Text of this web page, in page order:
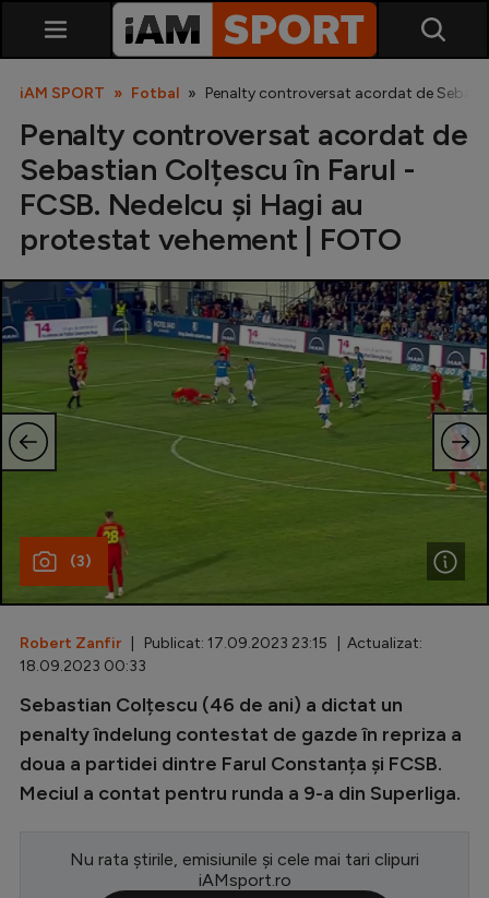
SuperLiga
Liga 2
Cupa României
Echipa Națională
Fotbal feminin
Diverse
Inedit
Clasamente
Champions League
Europa League
CM 2026
iAM SPORT Fotbal Penalty controversat acordat de
Penalty controversat acordat de
Sebastian Colțescu în Farul -
FCSB. Nedelcu și Hagi au
protestat vehement | FOTO
(3)
Robert Zanfir | Publicat: 17.09.2023 23:15 | Actualizat:
18.09.2023 00:33
Sebastian Colțescu (46 de ani) a dictat un
penalty îndelung contestat de gazde în repriza a
doua a partidei dintre Farul Constanța și FCSB.
Meciul a contat pentru runda a 9-a din Superliga.
Nu rata știrile, emisiunile și cele mai tari clipuri
iAMsport.ro